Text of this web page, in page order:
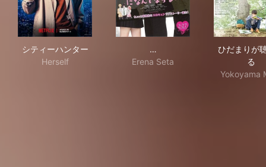
シティーハンター
Herself
…
Erena Seta
ひだまりが
る
Yokoyama